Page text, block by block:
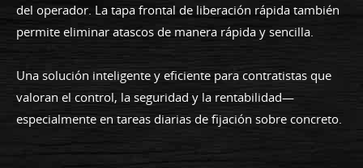
del operador. La tapa frontal de liberación rápida también
permite eliminar atascos de manera rápida y sencilla.
Una solución inteligente y eficiente para contratistas que
valoran el control, la seguridad y la rentabilidad—
especialmente en tareas diarias de fijación sobre concreto.